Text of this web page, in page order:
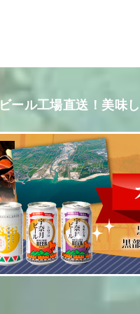
ビール工場直送！美味